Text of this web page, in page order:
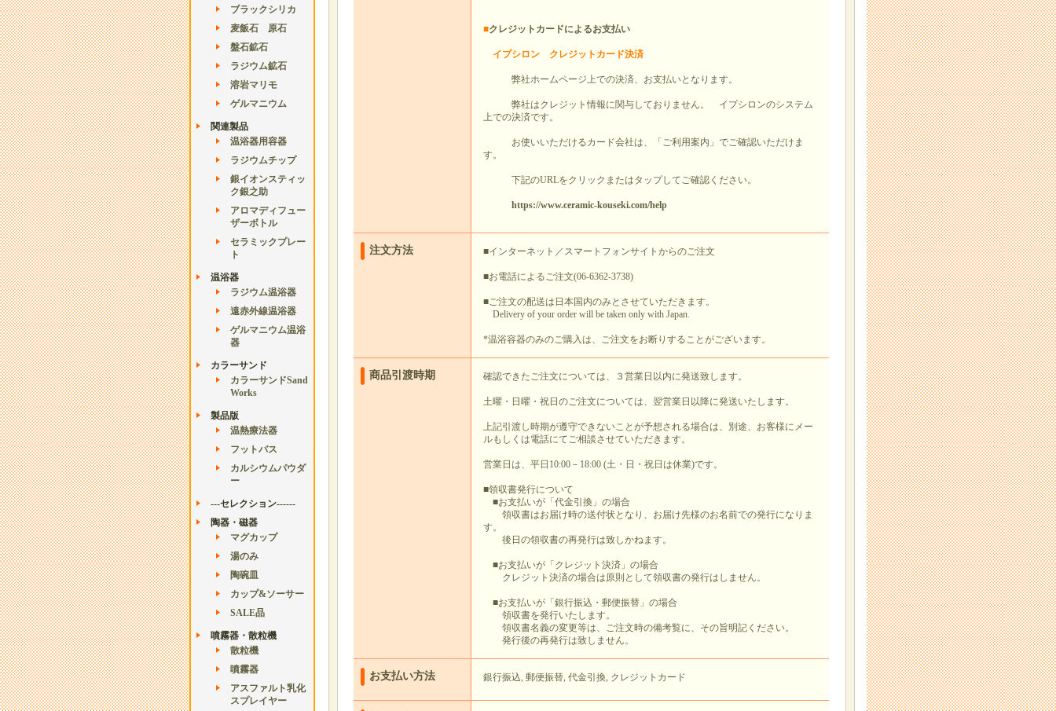
ブラックシリカ
麦飯石 原石
盤石鉱石
ラジウム鉱石
溶岩マリモ
ゲルマニウム
関連製品
温浴器用容器
ラジウムチップ
銀イオンスティッ
ク銀之助
アロマディフュー
ザーボトル
セラミックプレー
ト
温浴器
ラジウム温浴器
遠赤外線温浴器
ゲルマニウム温浴
器
カラーサンド
カラーサンドSand
Works
製品版
温熱療法器
フットバス
カルシウムパウダ
ー
---セレクション------
陶器・磁器
マグカップ
湯のみ
陶碗皿
カップ&ソーサー
SALE品
噴霧器・散粒機
散粒機
噴霧器
アスファルト乳化
スプレイヤー
■クレジットカードによるお支払い
イプシロン クレジットカード決済
弊社ホームページ上での決済、お支払いとなります。
弊社はクレジット情報に関与しておりません。 イプシロンのシステム
上での決済です。
お使いいただけるカード会社は、「ご利用案内」でご確認いただけま
す。
下記のURLをクリックまたはタップしてご確認ください。
https://www.ceramic-kouseki.com/help
注文方法 ■インターネット／スマートフォンサイトからのご注文
■お電話によるご注文(06-6362-3738)
■ご注文の配送は日本国内のみとさせていただきます。
Delivery of your order will be taken only with Japan.
*温浴容器のみのご購入は、ご注文をお断りすることがございます。
商品引渡時期 確認できたご注文については、３営業日以内に発送致します。
土曜・日曜・祝日のご注文については、翌営業日以降に発送いたします。
上記引渡し時期が遵守できないことが予想される場合は、別途、お客様にメー
ルもしくは電話にてご相談させていただきます。
営業日は、平日10:00－18:00 (土・日・祝日は休業)です。
■領収書発行について
■お支払いが「代金引換」の場合
領収書はお届け時の送付状となり、お届け先様のお名前での発行になりま
す。
後日の領収書の再発行は致しかねます。
■お支払いが「クレジット決済」の場合
クレジット決済の場合は原則として領収書の発行はしません。
■お支払いが「銀行振込・郵便振替」の場合
領収書を発行いたします。
領収書名義の変更等は、ご注文時の備考覧に、その旨明記ください。
発行後の再発行は致しません。
お支払い方法 銀行振込, 郵便振替, 代金引換, クレジットカード